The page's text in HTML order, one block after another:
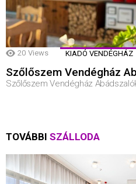
20 Views KIADÓ VENDÉGHÁZ
Szőlőszem Vendégház
Szőlőszem Vendégház
TOVÁBBI SZÁLLODA